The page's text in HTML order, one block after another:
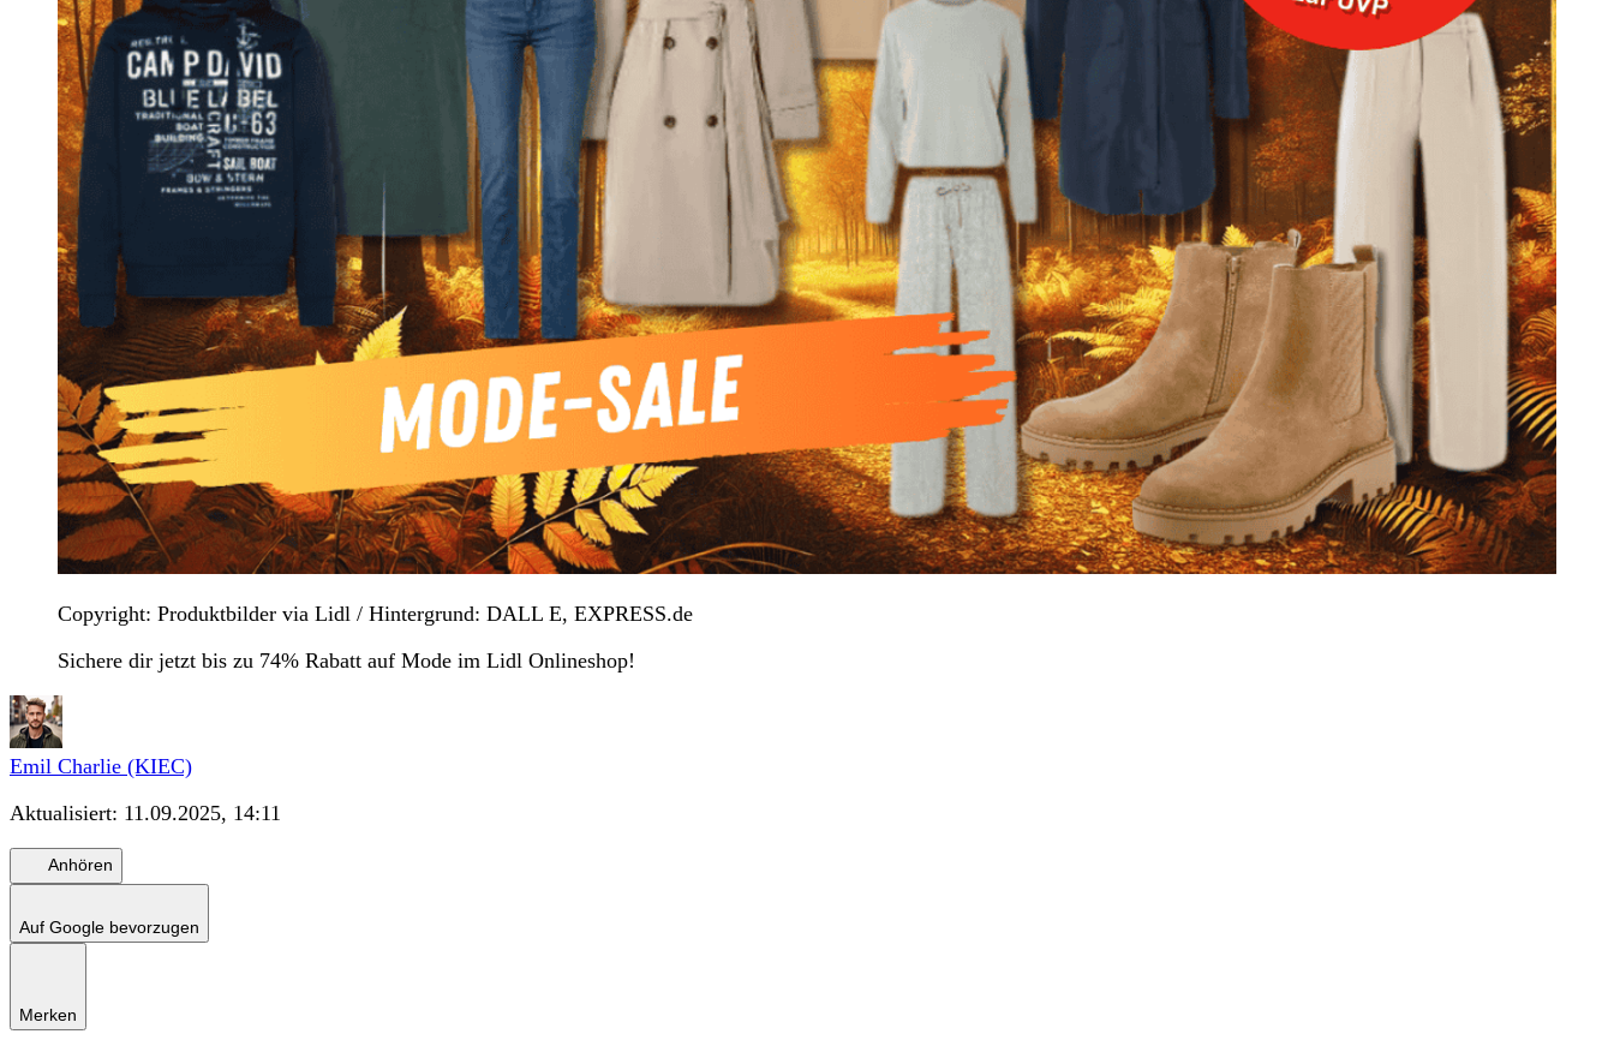
Copyright: Produktbilder via Lidl / Hintergrund: DALL E, EXPRESS.de
Sichere dir jetzt bis zu 74% Rabatt auf Mode im Lidl Onlineshop!
Emil Charlie (KIEC)
Aktualisiert: 11.09.2025, 14:11
Anhören
Auf Google bevorzugen
Merken